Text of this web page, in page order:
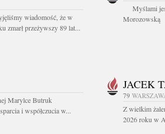
wiadomość, że w
zmarł przeżywszy 89 lat...
Myślami
Morozowską
Marylce Butruk
i współczucia w...
JACEK
79
Z wielkim
2026 roku w